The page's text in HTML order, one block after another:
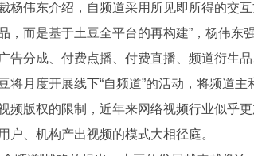
伟东介绍，自频道采用所见即所得的交互
，而是基于土豆全平台的再构建”，杨伟东
告分成、付费点播、付费直播、频道衍生
月度开展线下“自频道”的活动，将频道主
版权的限制，近年来网络视频行业似乎更
户、机构产出视频的模式大相径庭。